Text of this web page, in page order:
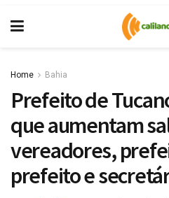
Home Bahia
Prefeito de
que aumentam
vereadores,
prefeito e